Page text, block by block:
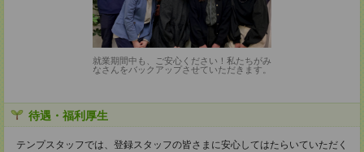
就業期間中も、ご安心ください！私たちがみ
なさんをバックアップさせていただきます。
待遇・福利厚生
テンプスタッフでは、登録スタッフの皆さまに安心してはたらいていただく